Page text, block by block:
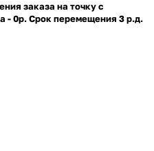
заказа на точку с
- 0р. Срок перемещения 3 р.д.